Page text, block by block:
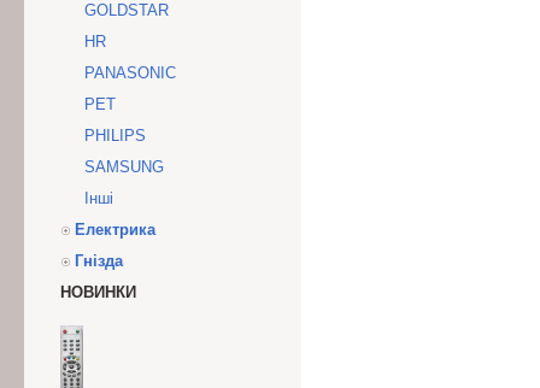
GOLDSTAR
HR
PANASONIC
PET
PHILIPS
SAMSUNG
Інші
Електрика
Гнізда
НОВИНКИ